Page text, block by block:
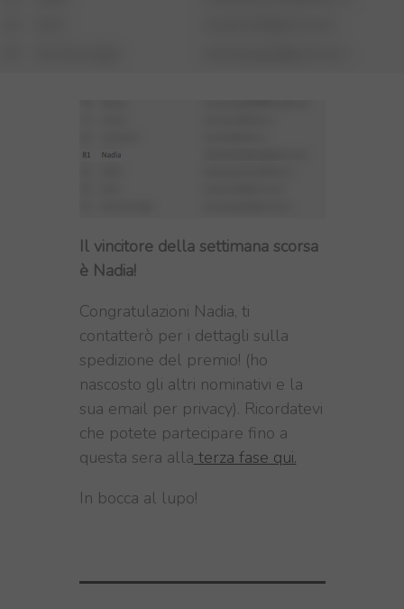
Il vincitore della settimana scorsa
è Nadia!
Congratulazioni Nadia, ti
contatterò per i dettagli sulla
spedizione del premio! (ho
nascosto gli altri nominativi e la
sua email per privacy). Ricordatevi
che potete partecipare fino a
questa sera alla terza fase qui.
In bocca al lupo!